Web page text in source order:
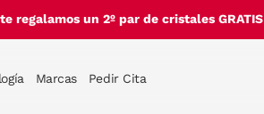
regalamos un 2º par de cristales GRATIS
Marcas Pedir Cita